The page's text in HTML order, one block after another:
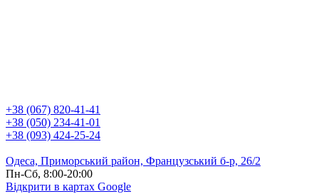
+38 (067) 820-41-41
+38 (050) 234-41-01
+38 (093) 424-25-24
Одеса, Приморський район, Французський б-р, 26/2
Пн-Сб, 8:00-20:00
Відкрити в картах Google